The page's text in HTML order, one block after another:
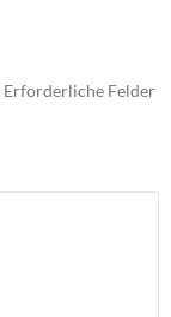
Erforderliche Felder